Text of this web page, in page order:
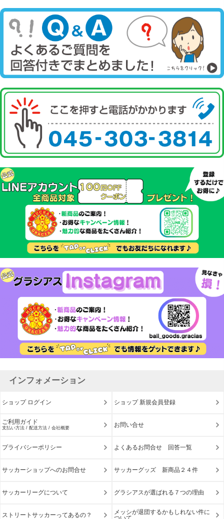
インフォメーション
ショップ ログイン ショップ 新規会員登録
ご利用ガイド
支払い方法 / 配送方法 / 会社概要 お問い合せ
プライバシーポリシー よくあるお問合せ 回答一覧
サッカーショップへのお問合せ サッカーグッズ 新商品２４件
サッカーリーグについて グラシアスが選ばれる７つの理由
ストリートサッカーってあるの？
メッシが退団するかもしれない件に